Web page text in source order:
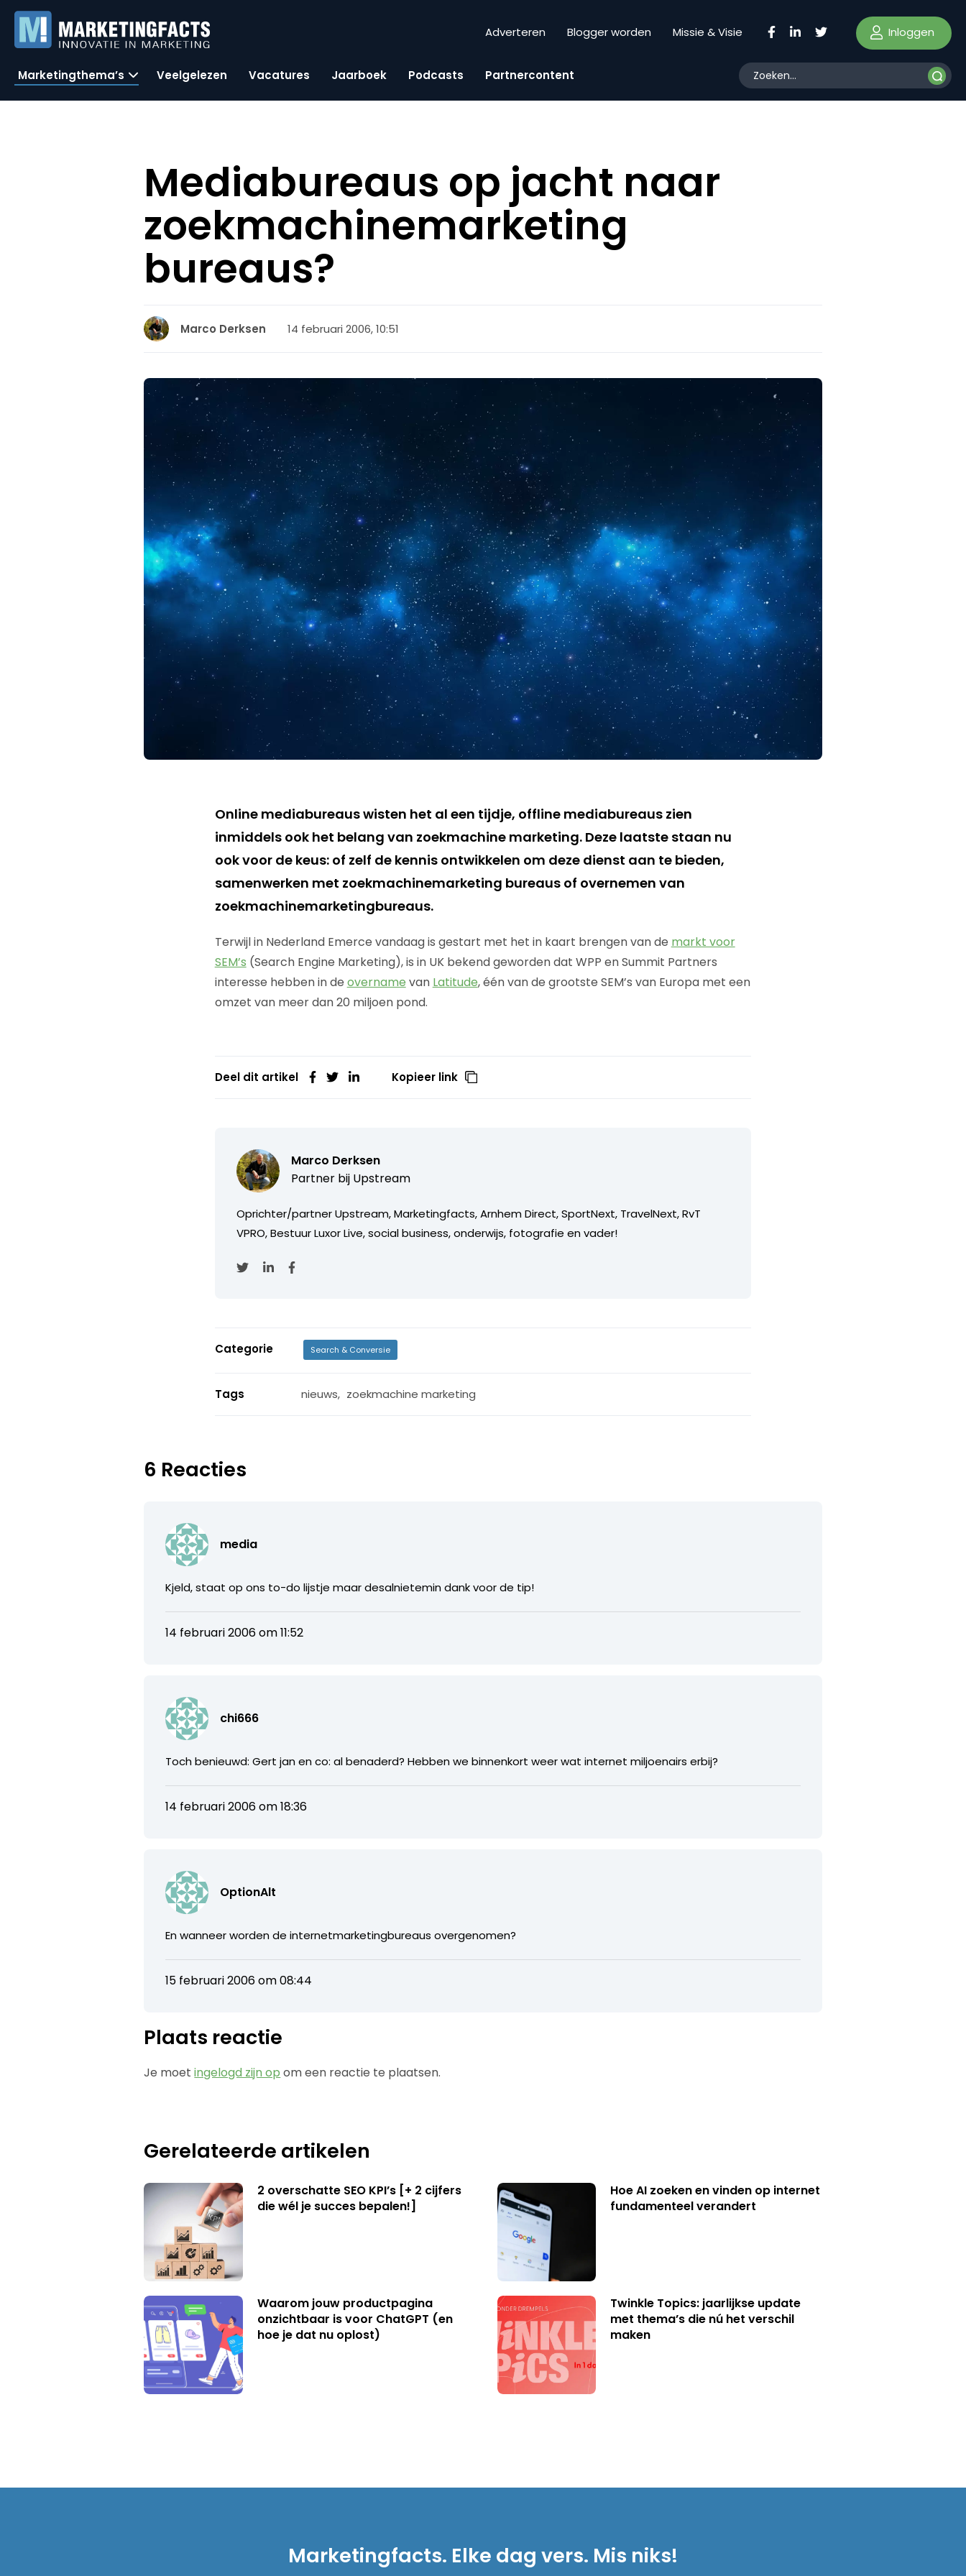
Adverteren Blogger worden Missie & Visie Inloggen
Marketingthema’s Veelgelezen Vacatures Jaarboek Podcasts Partnercontent
Mediabureaus op jacht naar
zoekmachinemarketing
bureaus?
Marco Derksen 14 februari 2006, 10:51
Online mediabureaus wisten het al een tijdje, offline mediabureaus zien
inmiddels ook het belang van zoekmachine marketing. Deze laatste staan nu
ook voor de keus: of zelf de kennis ontwikkelen om deze dienst aan te bieden,
samenwerken met zoekmachinemarketing bureaus of overnemen van
zoekmachinemarketingbureaus.
Terwijl in Nederland Emerce vandaag is gestart met het in kaart brengen van de markt voor
SEM’s (Search Engine Marketing), is in UK bekend geworden dat WPP en Summit Partners
interesse hebben in de overname van Latitude, één van de grootste SEM’s van Europa met een
omzet van meer dan 20 miljoen pond.
Deel dit artikel Kopieer link
Marco Derksen
Partner bij Upstream
Oprichter/partner Upstream, Marketingfacts, Arnhem Direct, SportNext, TravelNext, RvT
VPRO, Bestuur Luxor Live, social business, onderwijs, fotografie en vader!
Categorie Search & Conversie
Tags nieuws, zoekmachine marketing
6 Reacties
media
Kjeld, staat op ons to-do lijstje maar desalnietemin dank voor de tip!
14 februari 2006 om 11:52
chi666
Toch benieuwd: Gert jan en co: al benaderd? Hebben we binnenkort weer wat internet miljoenairs erbij?
14 februari 2006 om 18:36
OptionAlt
En wanneer worden de internetmarketingbureaus overgenomen?
15 februari 2006 om 08:44
Plaats reactie
Je moetingelogd zijn op om een reactie te plaatsen.
Gerelateerde artikelen
2 overschatte SEO KPI’s [+ 2 cijfers
die wél je succes bepalen!]
Hoe AI zoeken en vinden op internet
fundamenteel verandert
Waarom jouw productpagina
onzichtbaar is voor ChatGPT (en
hoe je dat nu oplost)
Twinkle Topics: jaarlijkse update
met thema’s die nú het verschil
maken
Marketingfacts. Elke dag vers. Mis niks!